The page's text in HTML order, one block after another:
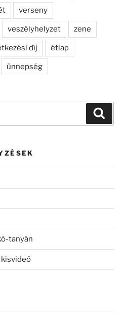
verseny
veszélyhelyzet zene
díj étlap
ünnepség
tanyán